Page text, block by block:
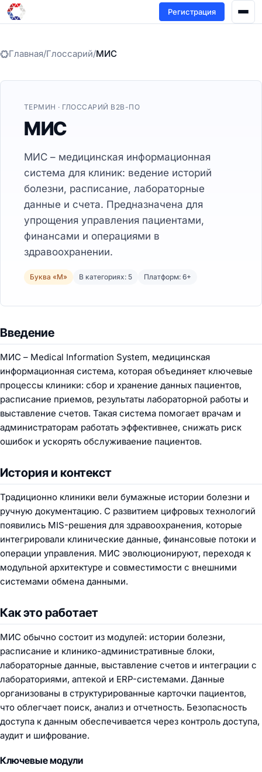
Регистрация
Главная/Глоссарий/МИС
ТЕРМИН · ГЛОССАРИЙ B2B-ПО
МИС
МИС – медицинская информационная
система для клиник: ведение историй
болезни, расписание, лабораторные
данные и счета. Предназначена для
упрощения управления пациентами,
финансами и операциями в
здравоохранении.
Буква «М» В категориях: 5 Платформ: 6+
Введение
МИС – Medical Information System, медицинская
информационная система, которая объединяет ключевые
процессы клиники: сбор и хранение данных пациентов,
расписание приемов, результаты лабораторной работы и
выставление счетов. Такая система помогает врачам и
администраторам работать эффективнее, снижать риск
ошибок и ускорять обслуживаение пациентов.
История и контекст
Традиционно клиники вели бумажные истории болезни и
ручную документацию. С развитием цифровых технологий
появились MIS-решения для здравоохранения, которые
интегрировали клинические данные, финансовые потоки и
операции управления. МИС эволюционируют, переходя к
модульной архитектуре и совместимости с внешними
системами обмена данными.
Как это работает
МИС обычно состоит из модулей: истории болезни,
расписание и клинико-административные блоки,
лабораторные данные, выставление счетов и интеграции с
лабораториями, аптекой и ERP-системами. Данные
организованы в структурированные карточки пациентов,
что облегчает поиск, анализ и отчетность. Безопасность
доступа к данным обеспечивается через контроль доступа,
аудит и шифрование.
Ключевые модули